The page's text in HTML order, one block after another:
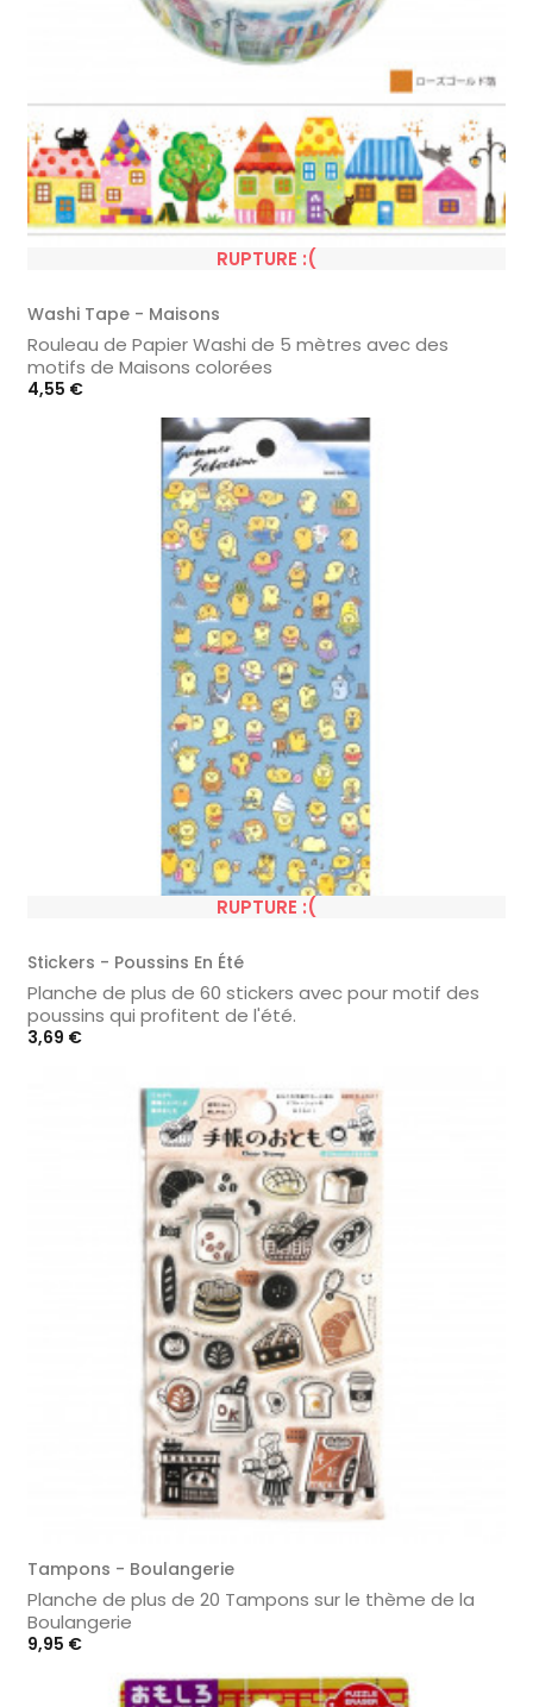
RUPTURE :(
Washi Tape - Maisons
Rouleau de Papier Washi de 5 mètres avec des
motifs de Maisons colorées
Prix
4,55 €
RUPTURE :(
Stickers - Poussins En Été
Planche de plus de 60 stickers avec pour motif des
poussins qui profitent de l'été.
Prix
3,69 €
Tampons - Boulangerie
Planche de plus de 20 Tampons sur le thème de la
Boulangerie
Prix
9,95 €